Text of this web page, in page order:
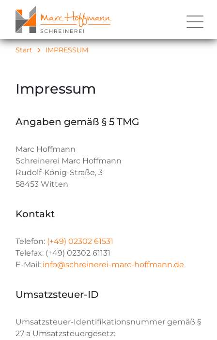
Start IMPRESSUM
Impressum
Angaben gemäß § 5 TMG
Marc Hoffmann
Schreinerei Marc Hoffmann
Rudolf-König-Straße, 3
58453 Witten
Kontakt
Telefon: (+49) 02302 61531
Telefax: (+49) 02302 61131
E-Mail: info@schreinerei-marc-hoffmann.de
Umsatzsteuer-ID
Umsatzsteuer-Identifikationsnummer gemäß §
27 a Umsatzsteuergesetz: